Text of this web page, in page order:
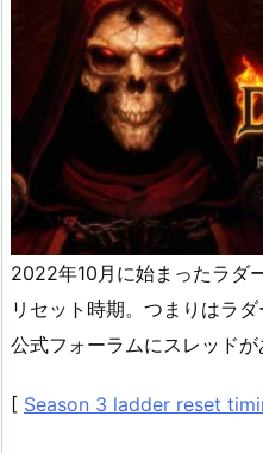
2022年10月に始まったラダ
リセット時期。つまりはラ
公式フォーラムにスレッドが
[ Season 3 ladder reset